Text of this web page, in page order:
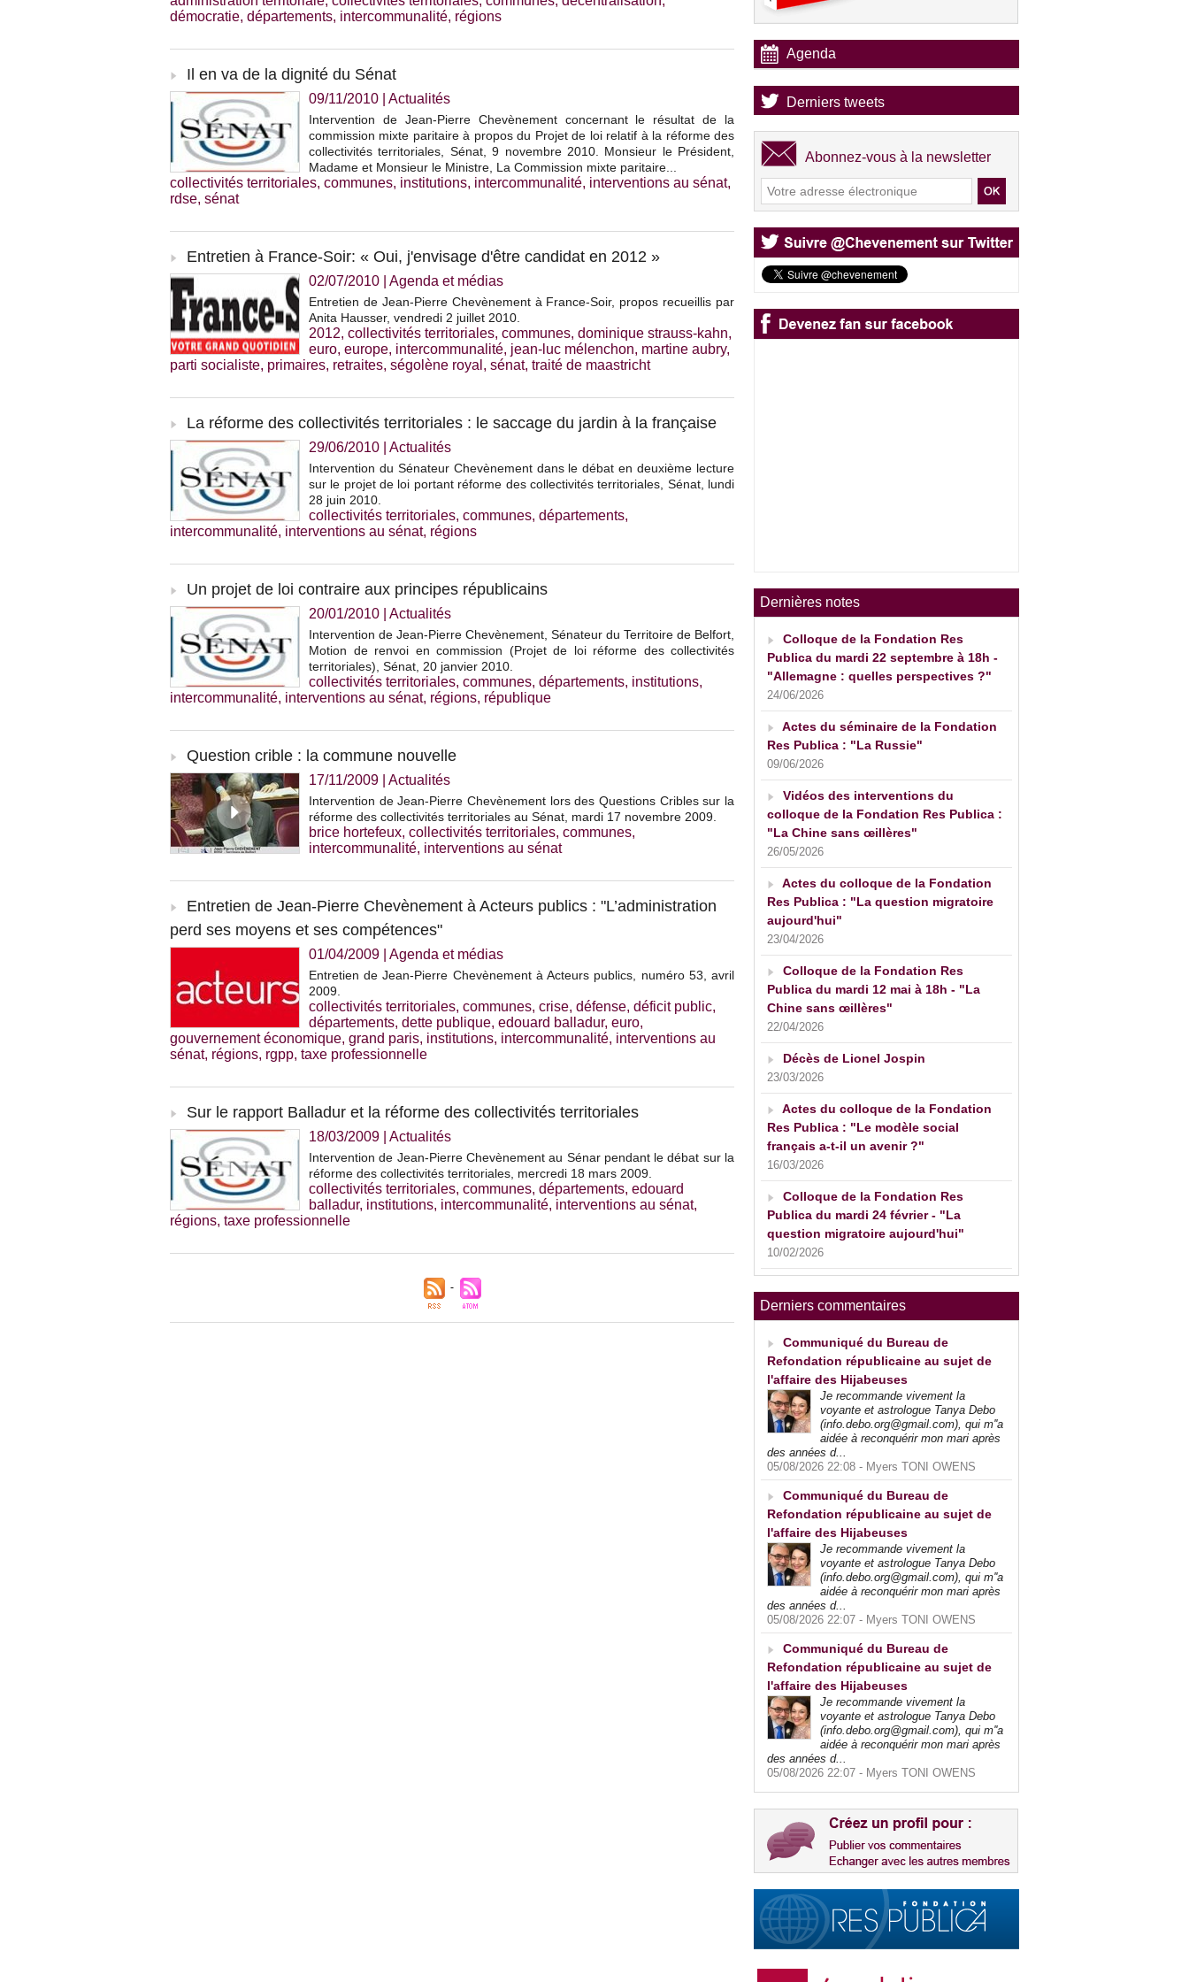
démocratie, départements, intercommunalité, régions
Il en va de la dignité du Sénat
09/11/2010 Actualités
Intervention de Jean-Pierre Chevènement concernant le résultat de la
commission mixte paritaire à propos du Projet de loi relatif à la réforme des
collectivités territoriales, Sénat, 9 novembre 2010. Monsieur le Président,
Madame et Monsieur le Ministre, La Commission mixte paritaire...
collectivités territoriales, communes, institutions, intercommunalité, interventions au sénat,
rdse, sénat
Entretien à France-Soir: « Oui, j'envisage d'être candidat en 2012 »
02/07/2010 Agenda et médias
Entretien de Jean-Pierre Chevènement à France-Soir, propos recueillis par
Anita Hausser, vendredi 2 juillet 2010.
2012, collectivités territoriales, communes, dominique strauss-kahn,
euro, europe, intercommunalité, jean-luc mélenchon, martine aubry,
parti socialiste, primaires, retraites, ségolène royal , sénat, traité de maastricht
La réforme des collectivités territoriales : le saccage du jardin à la française
29/06/2010 Actualités
Intervention du Sénateur Chevènement dans le débat en deuxième lecture
sur le projet de loi portant réforme des collectivités territoriales, Sénat, lundi
28 juin 2010.
collectivités territoriales, communes, départements,
intercommunalité, interventions au sénat, régions
Un projet de loi contraire aux principes républicains
20/01/2010 Actualités
Intervention de Jean-Pierre Chevènement, Sénateur du Territoire de Belfort,
Motion de renvoi en commission (Projet de loi réforme des collectivités
territoriales), Sénat, 20 janvier 2010.
collectivités territoriales, communes, départements, institutions,
intercommunalité, interventions au sénat, régions, république
Question crible : la commune nouvelle
17/11/2009 Actualités
Intervention de Jean-Pierre Chevènement lors des Questions Cribles sur la
réforme des collectivités territoriales au Sénat, mardi 17 novembre 2009.
brice hortefeux, collectivités territoriales, communes,
intercommunalité, interventions au sénat
Entretien de Jean-Pierre Chevènement à Acteurs publics : "L’administration
perd ses moyens et ses compétences"
01/04/2009 Agenda et médias
Entretien de Jean-Pierre Chevènement à Acteurs publics, numéro 53, avril
2009.
collectivités territoriales, communes, crise, défense, déficit public,
départements, dette publique, edouard balladur, euro,
gouvernement économique, grand paris, institutions, intercommunalité, interventions au
sénat, régions, rgpp, taxe professionnelle
Sur le rapport Balladur et la réforme des collectivités territoriales
18/03/2009 Actualités
Intervention de Jean-Pierre Chevènement au Sénar pendant le débat sur la
réforme des collectivités territoriales, mercredi 18 mars 2009.
collectivités territoriales, communes, départements, edouard
balladur, institutions, intercommunalité, interventions au sénat,
régions, taxe professionnelle
Agenda
Derniers tweets
Abonnez-vous à la newsletter
Dernières notes
Colloque de la Fondation Res
Publica du mardi 22 septembre à 18h -
"Allemagne : quelles perspectives ?"
24/06/2026
Actes du séminaire de la Fondation
Res Publica : "La Russie"
09/06/2026
Vidéos des interventions du
colloque de la Fondation Res Publica :
"La Chine sans œillères"
26/05/2026
Actes du colloque de la Fondation
Res Publica : "La question migratoire
aujourd'hui"
23/04/2026
Colloque de la Fondation Res
Publica du mardi 12 mai à 18h - "La
Chine sans œillères"
22/04/2026
Décès de Lionel Jospin
23/03/2026
Actes du colloque de la Fondation
Res Publica : "Le modèle social
français a-t-il un avenir ?"
16/03/2026
Colloque de la Fondation Res
Publica du mardi 24 février - "La
question migratoire aujourd'hui"
10/02/2026
Derniers commentaires
Communiqué du Bureau de
Refondation républicaine au sujet de
l'affaire des Hijabeuses
Je recommande vivement la
voyante et astrologue Tanya Debo
(info.debo.org@gmail.com), qui m''a
aidée à reconquérir mon mari après
des années d...
05/08/2026 22:08 - Myers TONI OWENS
Communiqué du Bureau de
Refondation républicaine au sujet de
l'affaire des Hijabeuses
Je recommande vivement la
voyante et astrologue Tanya Debo
(info.debo.org@gmail.com), qui m''a
aidée à reconquérir mon mari après
des années d...
05/08/2026 22:07 - Myers TONI OWENS
Communiqué du Bureau de
Refondation républicaine au sujet de
l'affaire des Hijabeuses
Je recommande vivement la
voyante et astrologue Tanya Debo
(info.debo.org@gmail.com), qui m''a
aidée à reconquérir mon mari après
des années d...
05/08/2026 22:07 - Myers TONI OWENS